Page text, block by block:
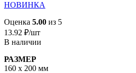
НОВИНКА
Оценка 5.00 из 5
13.92 ₽/шт
В наличии
РАЗМЕР
160 х 200 мм